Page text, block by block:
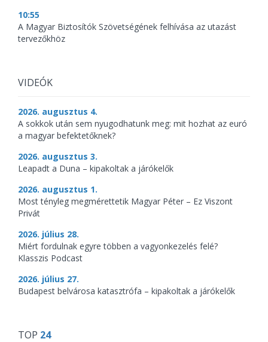
10:55
A Magyar Biztosítók Szövetségének felhívása az utazást
tervezőkhöz
VIDEÓK
2026. augusztus 4.
A sokkok után sem nyugodhatunk meg: mit hozhat az euró
a magyar befektetőknek?
2026. augusztus 3.
Leapadt a Duna – kipakoltak a járókelők
2026. augusztus 1.
Most tényleg megmérettetik Magyar Péter – Ez Viszont
Privát
2026. július 28.
Miért fordulnak egyre többen a vagyonkezelés felé?
Klasszis Podcast
2026. július 27.
Budapest belvárosa katasztrófa – kipakoltak a járókelők
TOP 24